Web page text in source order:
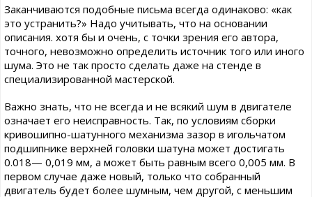
Заканчиваются подобные письма всегда одинаково: «как
это устранить?» Надо учитывать, что на основании
описания. хотя бы и очень, с точки зрения его автора,
точного, невозможно определить источник того или иного
шума. Это не так просто сделать даже на стенде в
специализированной мастерской.
Важно знать, что не всегда и не всякий шум в двигателе
означает его неисправность. Так, по условиям сборки
кривошипно-шатунного механизма зазор в игольчатом
подшипнике верхней головки шатуна может достигать
0.018— 0,019 мм, а может быть равным всего 0,005 мм. В
первом случае даже новый, только что собранный
двигатель будет более шумным, чем другой, с меньшим